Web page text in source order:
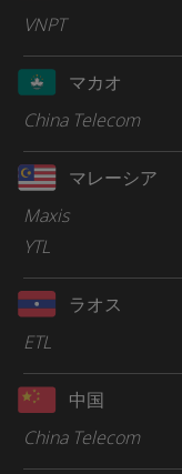
VNPT
マカオ
China Telecom
マレーシア
Maxis
YTL
ラオス
ETL
中国
China Telecom